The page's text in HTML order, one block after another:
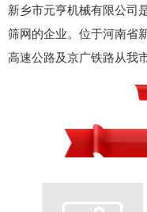
新乡市元亨机械有限公司
筛网的企业。位于河南省
高速公路及京广铁路从我